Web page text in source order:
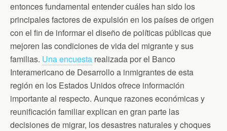
entonces fundamental entender cuáles han sido los
principales factores de expulsión en los países de origen
con el fin de informar el diseño de políticas públicas que
mejoren las condiciones de vida del migrante y sus
familias. Una encuesta realizada por el Banco
Interamericano de Desarrollo a inmigrantes de esta
región en los Estados Unidos ofrece información
importante al respecto. Aunque razones económicas y
reunificación familiar explican en gran parte las
decisiones de migrar, los desastres naturales y choques